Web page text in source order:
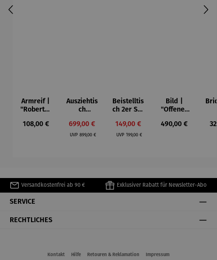
Armreif |
"Roberta"
Mütz
Regulärer Preis:
108,00 €
Ausziehtis
ch
– Valor
Verkaufspreis:
699,00 €
UVPRegulärer Preis:
899,00 €
Beistelltis
ch 2er Set
Verkaufspreis:
149,00 €
UVP Regulärer Preis:
199,00 €
Bild |
"Offenes
Collioure"
Regulärer Preis:
490,00 €
Versandkostenfrei ab 90 € Exklusiver Rabatt für Newsletter-Abo
SERVICE
RECHTLICHES
Kontakt Hilfe Retouren & Reklamation Impressum